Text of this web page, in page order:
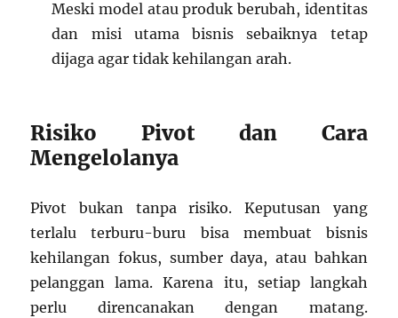
Meski model atau produk berubah, identitas
dan misi utama bisnis sebaiknya tetap
dijaga agar tidak kehilangan arah.
Risiko Pivot dan Cara
Mengelolanya
Pivot bukan tanpa risiko. Keputusan yang
terlalu terburu-buru bisa membuat bisnis
kehilangan fokus, sumber daya, atau bahkan
pelanggan lama. Karena itu, setiap langkah
perlu direncanakan dengan matang.